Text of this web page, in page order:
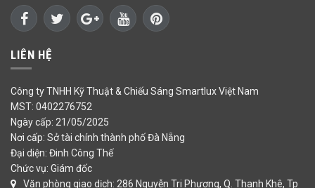
LIÊN HỆ
Công ty TNHH Kỹ Thuật & Chiếu Sáng Smartlux Việt Nam
MST: 0402276752
Ngày cấp: 21/05/2025
Nơi cấp: Sở tài chính thành phố Đà Nẵng
Đại diện: Đinh Công Thế
Chức vụ: Giám đốc
Văn phòng giao dịch: 286 Nguyễn Tri Phương, Q. Thanh Khê, Tp